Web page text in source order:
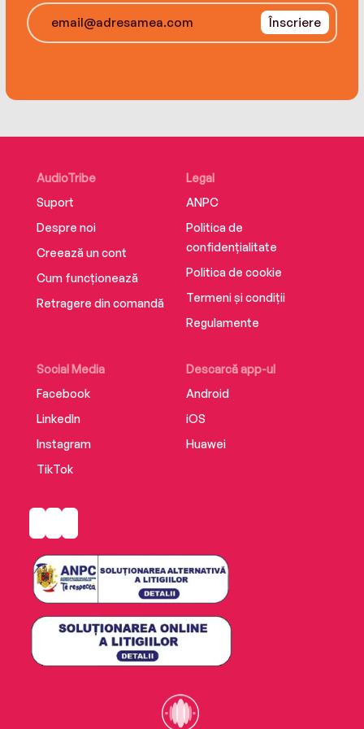
Înscriere
AudioTribe
Suport
Despre noi
Creează un cont
Cum funcționează
Retragere din comandă
Social Media
Facebook
LinkedIn
Instagram
TikTok
Descarcă app-ul
Android
iOS
Huawei
Legal
ANPC
Politica de
confidențialitate
Politica de cookie
Termeni și condiții
Regulamente